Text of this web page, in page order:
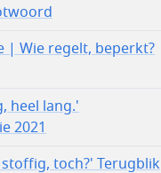
| Wie regelt, beperkt?
heel lang.'
2021
toch?' Terugblik